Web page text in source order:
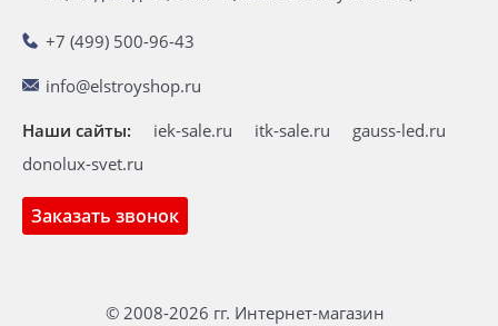
+7 (499) 500-96-43
info@elstroyshop.ru
Заказать звонок
Наши сайты: iek-sale.ru itk-sale.ru
gauss-led.ru
donolux-svet.ru
© 2008-2026 гг. Интернет-магазин